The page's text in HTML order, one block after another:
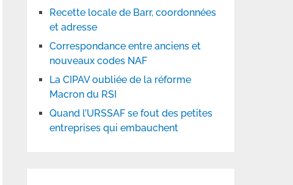
Recette locale de Barr, coordonnées
et adresse
Correspondance entre anciens et
nouveaux codes NAF
La CIPAV oubliée de la réforme
Macron du RSI
Quand l’URSSAF se fout des petites
entreprises qui embauchent